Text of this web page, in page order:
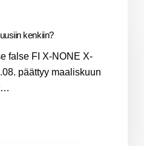
kenkiin?
false FI X-NONE X-
päättyy maaliskuun